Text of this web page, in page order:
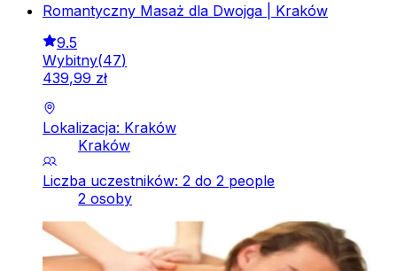
Romantyczny Masaż dla Dwojga | Kraków
9.5
Wybitny(47)
439,99 zł
Lokalizacja: Kraków
Kraków
Liczba uczestników: 2 do 2 people
2 osoby